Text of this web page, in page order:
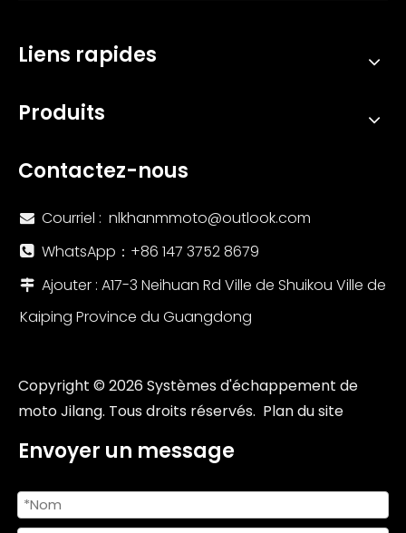
Liens rapides
Produits
Contactez-nous
 Courriel : nlkhanmmoto@outlook.com
 WhatsApp：+86 147 3752 8679
 Ajouter : A17-3 Neihuan Rd Ville de Shuikou Ville de
Kaiping Province du Guangdong
Copyright © 2026Systèmes d'échappement de
moto Jilang. Tous droits réservés. Plan du site
Envoyer un message